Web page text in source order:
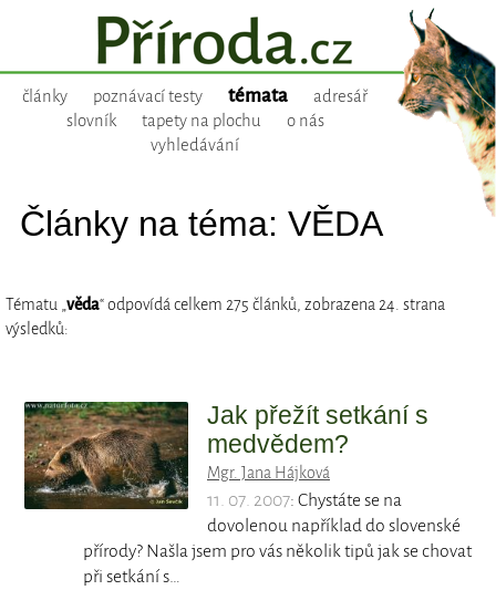
články poznávací testy témata
adresář
slovník
tapety na plochu
o nás
vyhledávání
Články na téma: VĚDA
Tématu „věda“ odpovídá celkem 275 článků, zobrazena 24. strana
výsledků:
Jak přežít setkání s
medvědem?
Mgr. Jana Hájková
11. 07. 2007: Chystáte se na
dovolenou například do slovenské
přírody? Našla jsem pro vás několik tipů jak se chovat
při setkání s…